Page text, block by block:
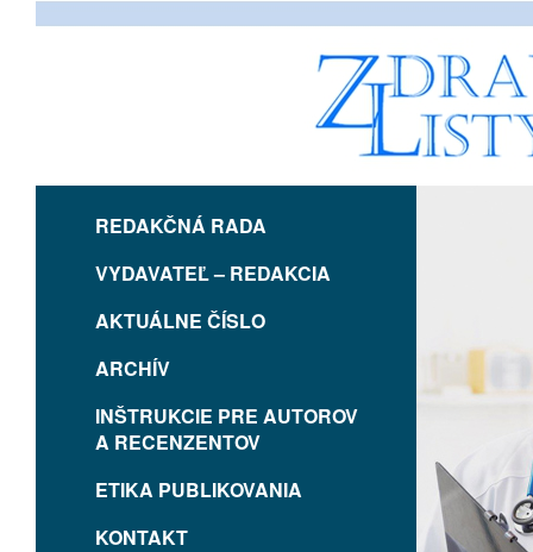
REDAKČNÁ RADA
VYDAVATEĽ – REDAKCIA
AKTUÁLNE ČÍSLO
ARCHÍV
INŠTRUKCIE PRE AUTOROV
A RECENZENTOV
ETIKA PUBLIKOVANIA
KONTAKT